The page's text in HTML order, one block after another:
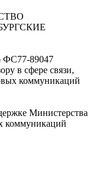
ФС77-89047
в сфере связи,
коммуникаций
Министерства
коммуникаций